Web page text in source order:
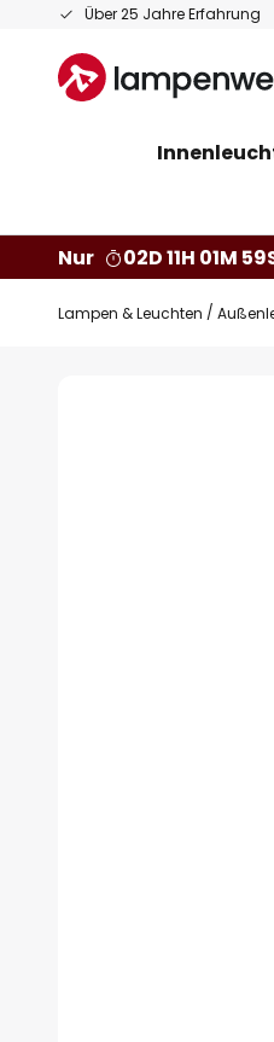
Über 25 Jahre Erfahrung
Zum
springen
Nur
02D 11H 01M
Lampen & Leuchten